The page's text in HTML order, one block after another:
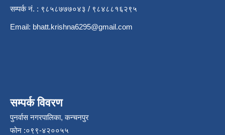
सम्पर्क नं. : ९८५८७७७०४३ / ९८४८८१६२९५
Email: bhatt.krishna6295@gmail.com
सम्पर्क विवरण
पुनर्वास नगरपालिका, कन्चनपुर
फोन :०९९-४२००५५